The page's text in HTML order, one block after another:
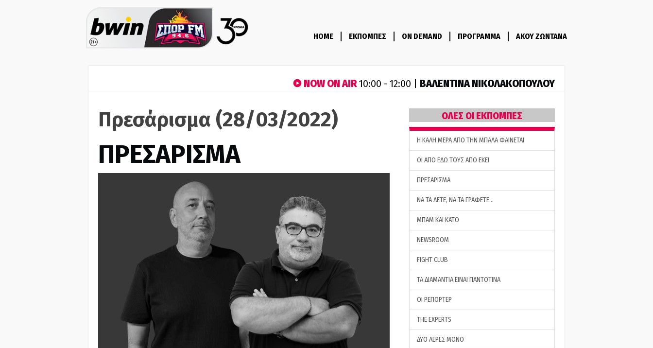
HOME ΕΚΠΟΜΠΕΣ ON DEMAND ΠΡΟΓΡΑΜΜΑ ΑΚΟΥ ΖΩΝΤΑΝΑ
NOW ON AIR10:00 - 12:00 | ΒΑΛΕΝΤΙΝΑ ΝΙΚΟΛΑΚΟΠΟΥΛΟΥ
Πρεσάρισμα (28/03/2022)
ΠΡΕΣΑΡΙΣΜΑ
ΟΛΕΣ ΟΙ ΕΚΠΟΜΠΕΣ
H ΚΑΛΗ ΜΕΡΑ ΑΠΟ ΤΗΝ ΜΠΑΛΑ ΦΑΙΝΕΤΑΙ
ΟΙ ΑΠΟ ΕΔΩ ΤΟΥΣ ΑΠΟ ΕΚΕΙ
ΠΡΕΣΑΡΙΣΜΑ
ΝΑ ΤΑ ΛΕΤΕ, ΝΑ ΤΑ ΓΡΑΦΕΤΕ…
ΜΠΑΜ ΚΑΙ ΚΑΤΩ
NEWSROOM
FIGHT CLUB
ΤΑ ΔΙΑΜΑΝΤΙΑ ΕΙΝΑΙ ΠΑΝΤΟΤΙΝΑ
ΟΙ ΡΕΠΟΡΤΕΡ
THE EXPERTS
ΔΥΟ ΛΕΡΕΣ ΜΟΝΟ